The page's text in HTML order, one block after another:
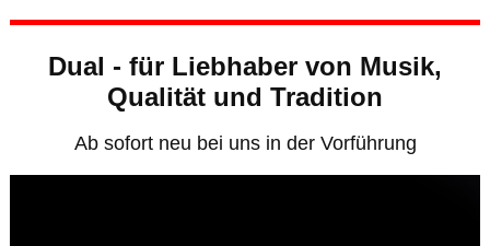
Dual - für Liebhaber von Musik,
Qualität und Tradition
Ab sofort neu bei uns in der Vorführung